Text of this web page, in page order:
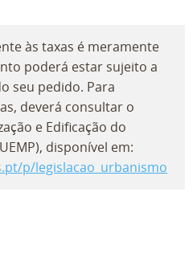
às taxas é meramente
poderá estar sujeito a
seu pedido. Para
deverá consultar o
e Edificação do
disponível em:
p/legislacao_urbanismo